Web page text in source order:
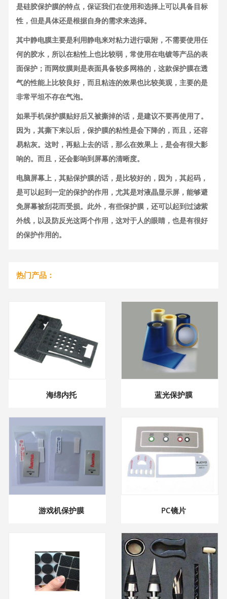
是硅胶保护膜的特点，保证我们在使用和选择上可以具备目标
性，但是具体还是根据自身的需求来选择。
其中静电膜主要是利用静电来对粘力进行吸附，不需要使用任
何的胶水，所以在粘性上也比较弱，常使用在电镀等产品的表
面保护；而网纹膜则是表面具备较多网格的，这款保护膜在透
气的性能上比较良好，而且粘连的效果也比较美观，主要的是
非常平坦不存在气泡。
如果手机保护膜贴好后又被撕掉的话，是建议不要再使用了。
因为，其撕下来以后，保护膜的粘性是会下降的，而且，还容
易粘灰。这时，再贴上去的话，那么在效果上，是会有很大影
响的。而且，还会影响到屏幕的清晰度。
电脑屏幕上，其贴保护膜的话，是比较好的，因为，其起码，
是可以起到一定的保护的作用，尤其是对液晶显示屏，能够避
免屏幕被刮花而受损。此外，有些保护膜，还可以起到过滤紫
外线，以及防反光这两个作用，这对于人的眼睛，也是有很好
的保护作用的。
热门产品：
海绵内托 蓝光保护膜
游戏机保护膜 PC镜片